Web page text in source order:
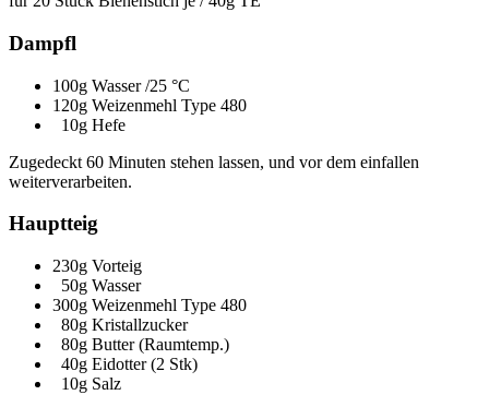
Dampfl
100g Wasser /25 °C
120g Weizenmehl Type 480
10g Hefe
Zugedeckt 60 Minuten stehen lassen, und vor dem einfallen
weiterverarbeiten.
Hauptteig
230g Vorteig
50g Wasser
300g Weizenmehl Type 480
80g Kristallzucker
80g Butter (Raumtemp.)
40g Eidotter (2 Stk)
10g Salz